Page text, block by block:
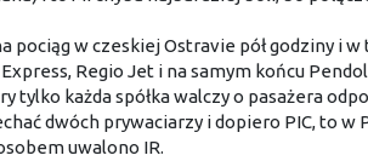
pociąg w czeskiej Ostravie pół godziny i
Regio Jet i na samym końcu
tylko każda spółka walczy o pasażera
dwóch prywaciarzy i dopiero PIC, to w
uwalono IR.